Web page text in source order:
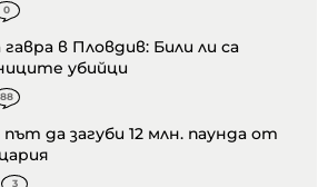
0
в Пловдив: Били ли са
убийци
88
да загуби 12 млн. паунда от
3